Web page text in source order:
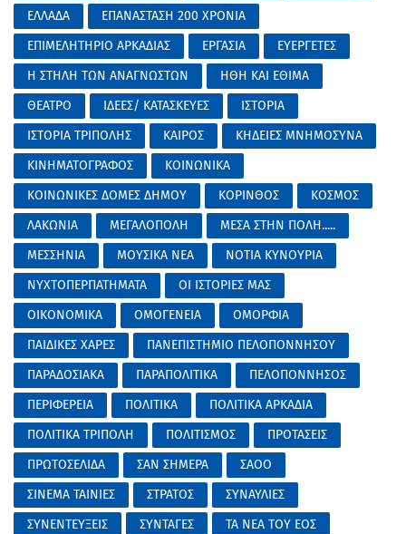
ΕΛΛΑΔΑ
ΕΠΑΝΑΣΤΑΣΗ 200 ΧΡΟΝΙΑ
ΕΠΙΜΕΛΗΤΗΡΙΟ ΑΡΚΑΔΙΑΣ
ΕΡΓΑΣΙΑ
ΕΥΕΡΓΕΤΕΣ
Η ΣΤΗΛΗ ΤΩΝ ΑΝΑΓΝΩΣΤΩΝ
ΗΘΗ ΚΑΙ ΕΘΙΜΑ
ΘΕΑΤΡΟ
ΙΔΕΕΣ/ ΚΑΤΑΣΚΕΥΕΣ
ΙΣΤΟΡΙΑ
ΙΣΤΟΡΙΑ ΤΡΙΠΟΛΗΣ
ΚΑΙΡΟΣ
ΚΗΔΕΙΕΣ ΜΝΗΜΟΣΥΝΑ
ΚΙΝΗΜΑΤΟΓΡΑΦΟΣ
ΚΟΙΝΩΝΙΚΑ
ΚΟΙΝΩΝΙΚΕΣ ΔΟΜΕΣ ΔΗΜΟΥ
ΚΟΡΙΝΘΟΣ
ΚΟΣΜΟΣ
ΛΑΚΩΝΙΑ
ΜΕΓΑΛΟΠΟΛΗ
ΜΕΣΑ ΣΤΗΝ ΠΟΛΗ.....
ΜΕΣΣΗΝΙΑ
ΜΟΥΣΙΚΑ ΝΕΑ
ΝΟΤΙΑ ΚΥΝΟΥΡΙΑ
ΝΥΧΤΟΠΕΡΠΑΤΗΜΑΤΑ
ΟΙ ΙΣΤΟΡΙΕΣ ΜΑΣ
ΟΙΚΟΝΟΜΙΚΑ
ΟΜΟΓΕΝΕΙΑ
ΟΜΟΡΦΙΑ
ΠΑΙΔΙΚΕΣ ΧΑΡΕΣ
ΠΑΝΕΠΙΣΤΗΜΙΟ ΠΕΛΟΠΟΝΝΗΣΟΥ
ΠΑΡΑΔΟΣΙΑΚΑ
ΠΑΡΑΠΟΛΙΤΙΚΑ
ΠΕΛΟΠΟΝΝΗΣΟΣ
ΠΕΡΙΦΕΡΕΙΑ
ΠΟΛΙΤΙΚΑ
ΠΟΛΙΤΙΚΑ ΑΡΚΑΔΙΑ
ΠΟΛΙΤΙΚΑ ΤΡΙΠΟΛΗ
ΠΟΛΙΤΙΣΜΟΣ
ΠΡΟΤΑΣΕΙΣ
ΠΡΩΤΟΣΕΛΙΔΑ
ΣΑΝ ΣΗΜΕΡΑ
ΣΑΟΟ
ΣΙΝΕΜΑ ΤΑΙΝΙΕΣ
ΣΤΡΑΤΟΣ
ΣΥΝΑΥΛΙΕΣ
ΣΥΝΕΝΤΕΥΞΕΙΣ
ΣΥΝΤΑΓΕΣ
ΤΑ ΝΕΑ ΤΟΥ ΕΟΣ